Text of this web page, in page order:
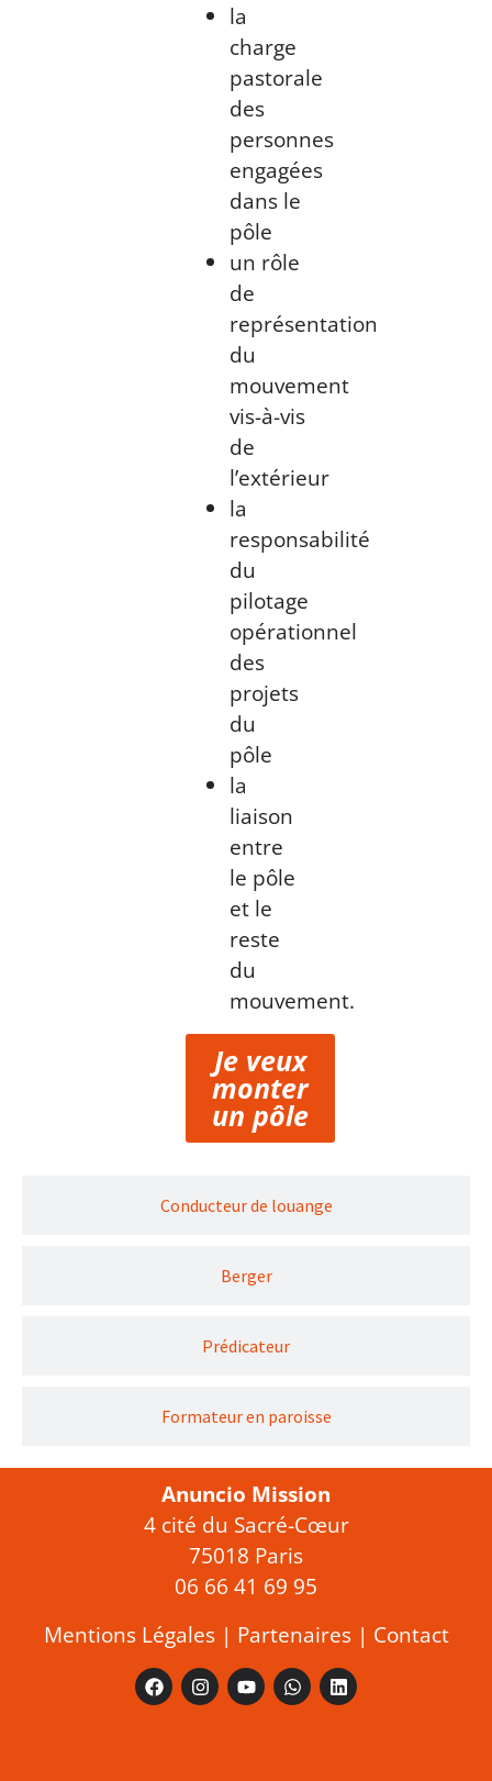
Conducteur de louange
Berger
Prédicateur
Formateur en paroisse
la
charge
pastorale
des
personnes
engagées
dans le
pôle
un rôle
de
représentation
du
mouvement
vis-à-vis
de
l’extérieur
la
responsabilité
du
pilotage
opérationnel
des
projets
du
pôle
la
liaison
entre
le pôle
et le
reste
du
mouvement.
Je veux
monter
un pôle
Anuncio Mission
4 cité du Sacré-Cœur
75018 Paris
06 66 41 69 95
Mentions Légales| Partenaires| Contact